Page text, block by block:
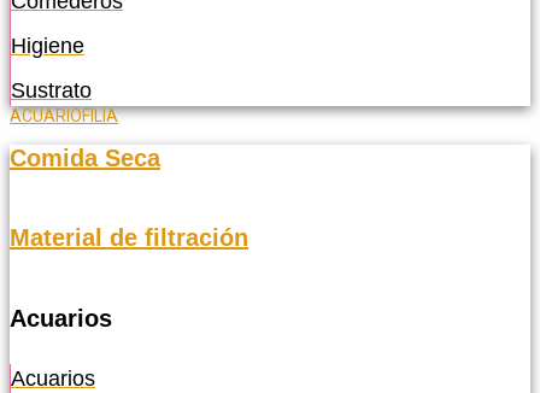
Higiene
Sustrato
ACUARIOFILIA
Comida Seca
Material de filtración
Acuarios
Acuarios